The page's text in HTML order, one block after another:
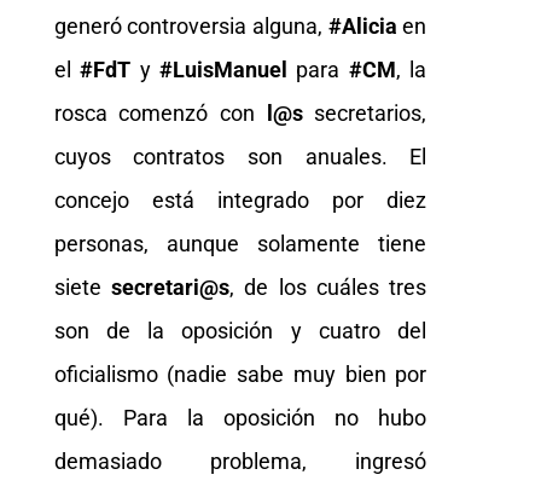
generó controversia alguna, #Alicia en
el#FdT y #LuisManuel para #CM, la
rosca comenzó con l@s secretarios,
cuyos contratos son anuales. El
concejo está integrado por diez
personas, aunque solamente tiene
sietesecretari@s, de los cuáles tres
son de la oposición y cuatro del
oficialismo (nadie sabe muy bien por
qué). Para la oposición no hubo
demasiado problema, ingresó